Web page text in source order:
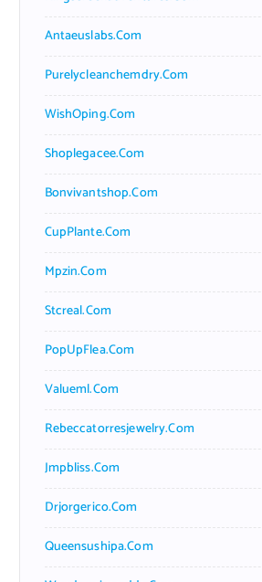
Antaeuslabs.com
Purelycleanchemdry.com
WishOping.com
Shoplegacee.com
Bonvivantshop.com
CupPlante.com
Mpzin.com
Stcreal.com
PopUpFlea.com
Valueml.com
Rebeccatorresjewelry.com
Jmpbliss.com
Drjorgerico.com
Queensushipa.com